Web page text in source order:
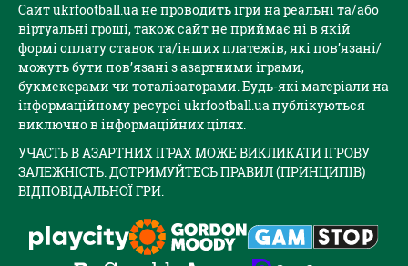
Сайт ukrfootball.ua не проводить ігри на реальні та/або
віртуальні гроші, також сайт не приймає ні в якій
формі оплату ставок та/інших платежів, які пов’язані/
можуть бути пов’язані з азартними іграми,
букмекерами чи тоталізаторами. Будь-які матеріали на
інформаційному ресурсі ukrfootball.ua публікуються
виключно в інформаційних цілях.
УЧАСТЬ В АЗАРТНИХ ІГРАХ МОЖЕ ВИКЛИКАТИ ІГРОВУ
ЗАЛЕЖНІСТЬ. ДОТРИМУЙТЕСЬ ПРАВИЛ (ПРИНЦИПІВ)
ВІДПОВІДАЛЬНОЇ ГРИ.